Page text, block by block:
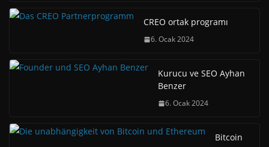
CREO ortak programı
6. Ocak 2024
Kurucu ve SEO Ayhan
Benzer
6. Ocak 2024
Bitcoin